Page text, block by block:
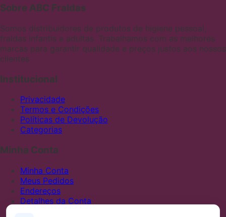
Sobre ABC Fraldas
Somos distribuidores de produtos de higiene pessoal,
fraldas infantis e adultas. Trabalhamos com as melhores
marcas para garantir qualidade e preços justos aos nossos
clientes
Institucional
Privacidade
Termos e Condições
Políticas de Devolução
Categorias
Minha Conta
Minha Conta
Meus Pedidos
Endereços
Detalhes da Conta